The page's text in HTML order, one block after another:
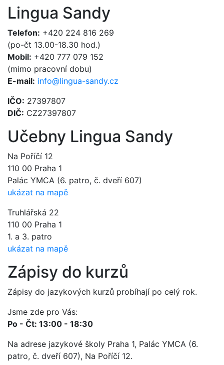
Lingua Sandy
Telefon: +420 224 816 269
(po-čt 13.00-18.30 hod.)
Mobil: +420 777 079 152
(mimo pracovní dobu)
E-mail: info@lingua-sandy.cz
IČO: 27397807
DIČ: CZ27397807
Učebny Lingua Sandy
Na Poříčí 12
110 00 Praha 1
Palác YMCA (6. patro, č. dveří 607)
ukázat na mapě
Truhlářská 22
110 00 Praha 1
1. a 3. patro
ukázat na mapě
Zápisy do kurzů
Zápisy do jazykových kurzů probíhají po celý rok.
Jsme zde pro Vás:
Po - Čt: 13:00 - 18:30
Na adrese jazykové školy Praha 1, Palác YMCA (6.
patro, č. dveří 607), Na Poříčí 12.